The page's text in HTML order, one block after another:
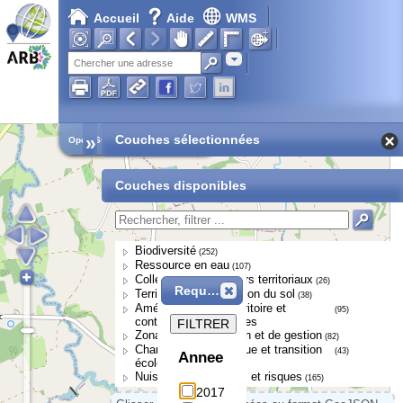
Accueil Aide WMS
Adresse
Open Street Map
» Couches sélectionnées
Couches disponibles
Biodiversité (252)
Ressource en eau (107)
Collectivités et acteurs territoriaux (26)
Territoires et occupation du sol (38)
Aménagement du territoire et
continuités écologiques
(95)
Zonages de protection et de gestion (82)
Changement climatique et transition
écologique
(43)
Nuisances, pressions et risques (165)
Requête
Annee
2017
FILTRER